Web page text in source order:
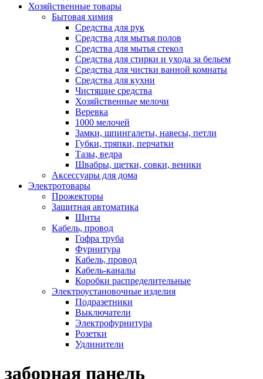
Хозяйственные товары
Бытовая химия
Средства для рук
Средства для мытья полов
Средства для мытья стекол
Средства для стирки и ухода за бельем
Средства для чистки ванной комнаты
Средства для кухни
Чистящие средства
Хозяйственные мелочи
Веревка
1000 мелочей
Замки, шпингалеты, навесы, петли
Губки, тряпки, перчатки
Тазы, ведра
Швабры, щетки, совки, веники
Аксессуары для дома
Электротовары
Прожекторы
Защитная автоматика
Щиты
Кабель, провод
Гофра труба
Фурнитура
Кабель, провод
Кабель-каналы
Коробки распределительные
Электроустановочные изделия
Подразетники
Выключатели
Электрофурнитура
Розетки
Удлинители
заборная панель